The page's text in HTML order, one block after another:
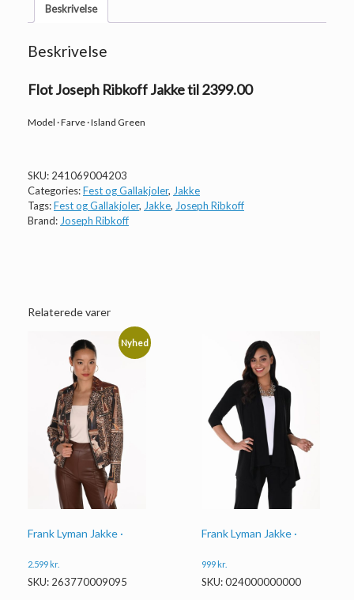
Beskrivelse
Beskrivelse
Flot Joseph Ribkoff Jakke til 2399.00
Model · Farve · Island Green
SKU: 241069004203
Categories:Fest og Gallakjoler, Jakke
Tags:Fest og Gallakjoler, Jakke, Joseph Ribkoff
Brand: Joseph Ribkoff
Relaterede varer
Nyhed
Frank Lyman Jakke ·
2.599kr.
SKU: 263770009095
Frank Lyman Jakke ·
999kr.
SKU: 024000000000